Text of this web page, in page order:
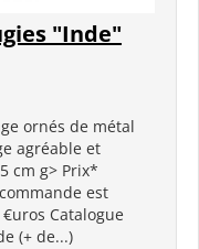
"Inde"
ornés de métal
agréable et
cm g> Prix*
est
Catalogue
(+ de...)